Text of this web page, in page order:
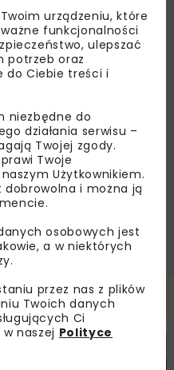
branżowe,
atrakcyjne oferty i
Prywatnościi
na otrzymywanie na
korespondencji
urządzeniu, które
funkcjonalności
ulepszać
potrzeb oraz
do Ciebie treści i
niezbędne do
działania serwisu –
Twojej zgody.
Twoje
Użytkownikiem.
dobrowolna i można ją
osobowych jest
a w niektórych
przez nas z plików
Twoich danych
Ci
naszej Polityce